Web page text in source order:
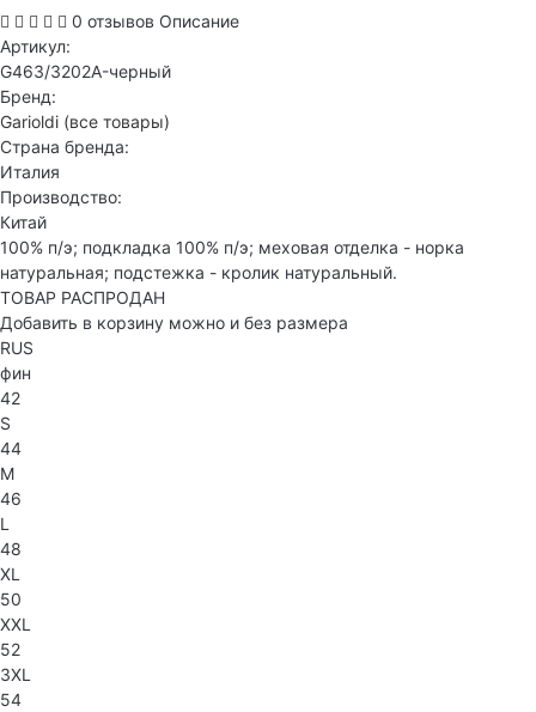
0 отзывов Описание
Артикул:
G463/3202A-черный
Бренд:
Garioldi (все товары)
Страна бренда:
Италия
Производство:
Китай
100% п/э; подкладка 100% п/э; меховая отделка - норка
натуральная; подстежка - кролик натуральный.
ТОВАР РАСПРОДАН
Добавить в корзину можно и без размера
RUS
фин
42
S
44
M
46
L
48
XL
50
XXL
52
3XL
54